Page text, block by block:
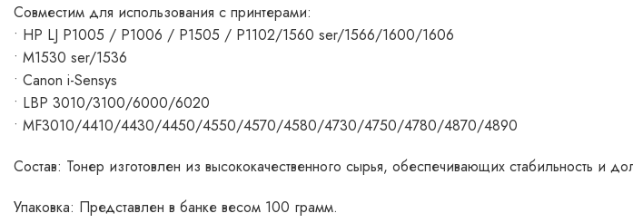
Совместим для использования с принтерами:
• HP LJ P1005 / P1006 / P1505 / P1102/1560 ser/1566/1600/1606
• M1530 ser/1536
• Canon i-Sensys
• LBP 3010/3100/6000/6020
• MF3010/4410/4430/4450/4550/4570/4580/4730/4750/4780/4870/4890
Состав: Тонер изготовлен из высококачественного сырья, обеспечивающих стабильность и
Упаковка: Представлен в банке весом 100 грамм.